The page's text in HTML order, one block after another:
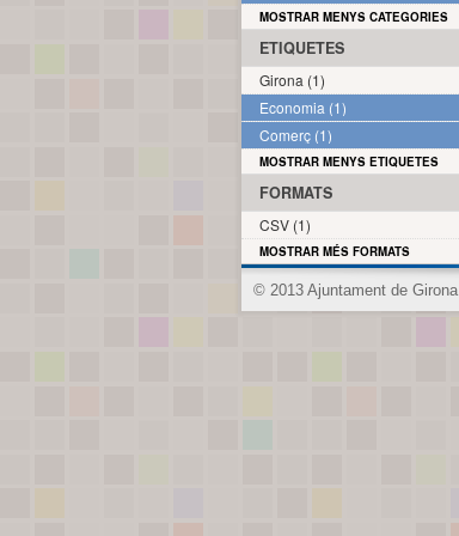
MOSTRAR MENYS CATEGORIES
ETIQUETES
Girona (1)
Economia (1)
Comerç (1)
MOSTRAR MENYS ETIQUETES
FORMATS
CSV (1)
MOSTRAR MÉS FORMATS
© 2013 Ajuntament de Girona